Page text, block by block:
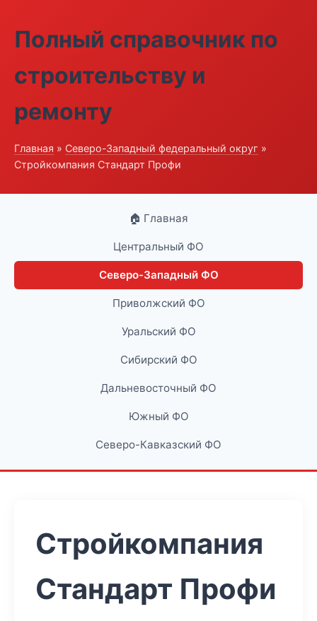
Полный справочник по
строительству и
ремонту
Главная » Северо-Западный федеральный округ »
Стройкомпания Стандарт Профи
🏠 Главная
Центральный ФО
Северо-Западный ФО
Приволжский ФО
Уральский ФО
Сибирский ФО
Дальневосточный ФО
Южный ФО
Северо-Кавказский ФО
Стройкомпания
Стандарт Профи